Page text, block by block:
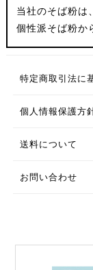
当社のそば粉は
個性派そば粉か
特定商取引法に
個人情報保護方
送料について
お問い合わせ